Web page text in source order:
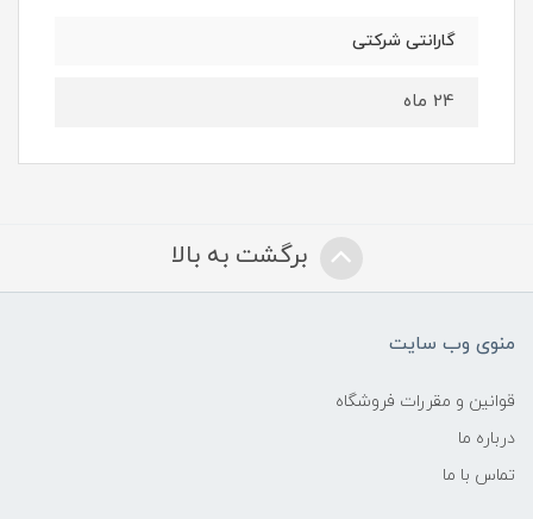
گارانتی شرکتی
24 ماه
برگشت به بالا
منوی وب سایت
قوانین و مقررات فروشگاه
درباره ما
تماس با ما